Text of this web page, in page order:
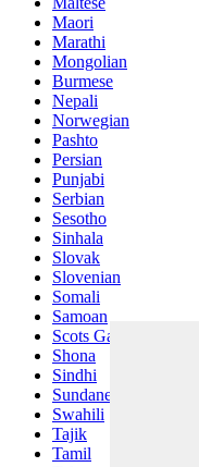
Maori
Marathi
Mongolian
Burmese
Nepali
Norwegian
Pashto
Persian
Punjabi
Serbian
Sesotho
Sinhala
Slovak
Slovenian
Somali
Samoan
Scots Gaelic
Shona
Sindhi
Sundanese
Swahili
Tajik
Tamil